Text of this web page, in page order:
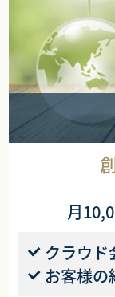
月
クラウド
お客様の